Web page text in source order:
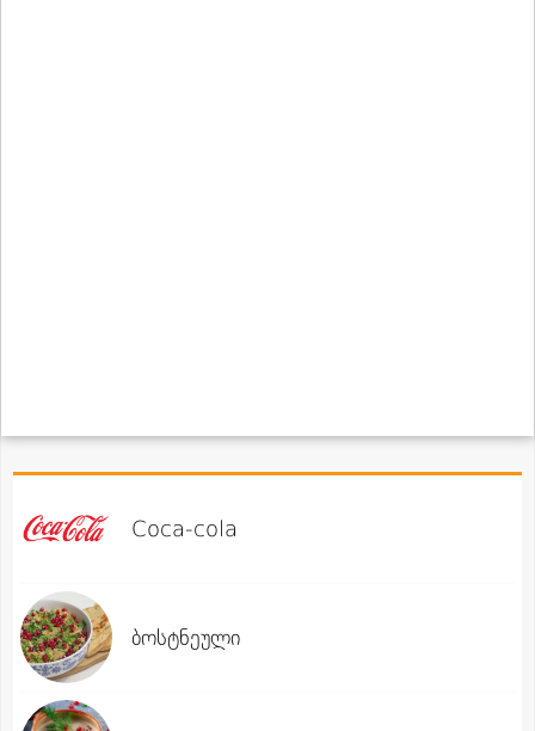
Coca-cola
ბოსტნეული